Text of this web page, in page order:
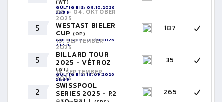
(WT)
GÜLTIG BIS: 09.10.2026
23:59
5
03. - 04. OKTOBER
2025
WESTAST BIELER
CUP (OP)
GÜLTIG BIS: 03.10.2026
23:59
187
5
19. SEPTEMBER
2025
BILLARD TOUR
2025 - VÉTROZ
(WT)
GÜLTIG BIS: 18.09.2026
23:59
35
2
13. SEPTEMBER
2025
SWISSPOOL
SERIES 2025 - R2 265